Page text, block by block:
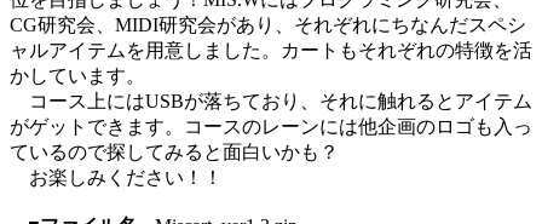
CG研究会、MIDI研究会があり、それぞれにちなんだスペシ
ャルアイテムを用意しました。カートもそれぞれの特徴を活
かしています。
コース上にはUSBが落ちており、それに触れるとアイテム
がゲットできます。コースのレーンには他企画のロゴも入っ
ているので探してみると面白いかも？
お楽しみください！！